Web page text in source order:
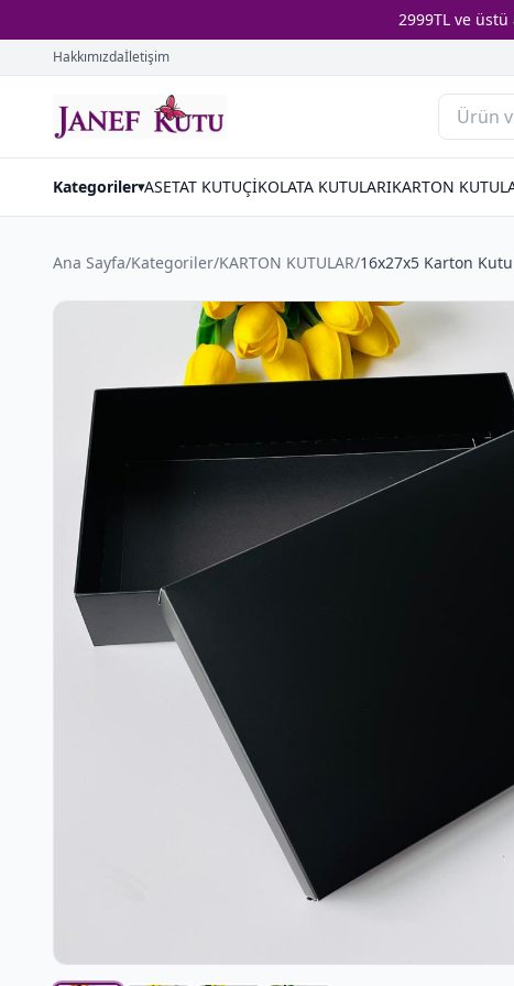
2999TL ve üstü
Hakkımızdaİletişim
Kategoriler▾ASETAT KUTUÇİKOLATA KUTULARIKARTON
Ana Sayfa/Kategoriler/KARTON KUTULAR/16x27x5 Karton Kutu